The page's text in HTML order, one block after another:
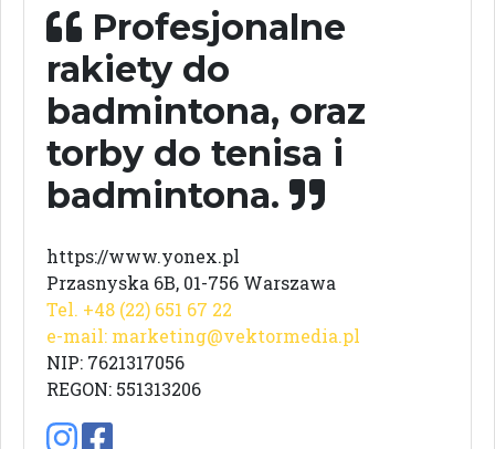
Profesjonalne
rakiety do
badmintona, oraz
torby do tenisa i
badmintona.
https://www.yonex.pl
Przasnyska 6B, 01-756 Warszawa
Tel. +48 (22) 651 67 22
e-mail: marketing@vektormedia.pl
NIP: 7621317056
REGON: 551313206